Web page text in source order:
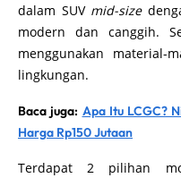
dalam SUV mid-size
modern dan canggih.
menggunakan material-
lingkungan.
Baca juga: Apa Itu LCGC?
Harga Rp150 Jutaan
Terdapat 2 pilihan